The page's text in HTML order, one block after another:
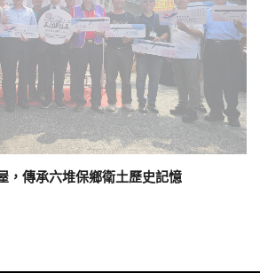
，傳承六堆保鄉衛土歷史記憶